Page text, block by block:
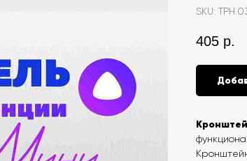
SKU:
405 р.